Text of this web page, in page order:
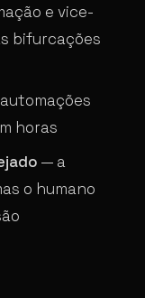
e vice-
bifurcações
horas
— a
o humano